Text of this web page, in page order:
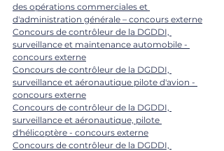
des opérations commerciales et
d'administration générale – concours externe
Concours de contrôleur de la DGDDI,
surveillance et maintenance automobile -
concours externe
Concours de contrôleur de la DGDDI,
surveillance et aéronautique pilote d'avion -
concours externe
Concours de contrôleur de la DGDDI,
surveillance et aéronautique, pilote
d'hélicoptère - concours externe
Concours de contrôleur de la DGDDI,